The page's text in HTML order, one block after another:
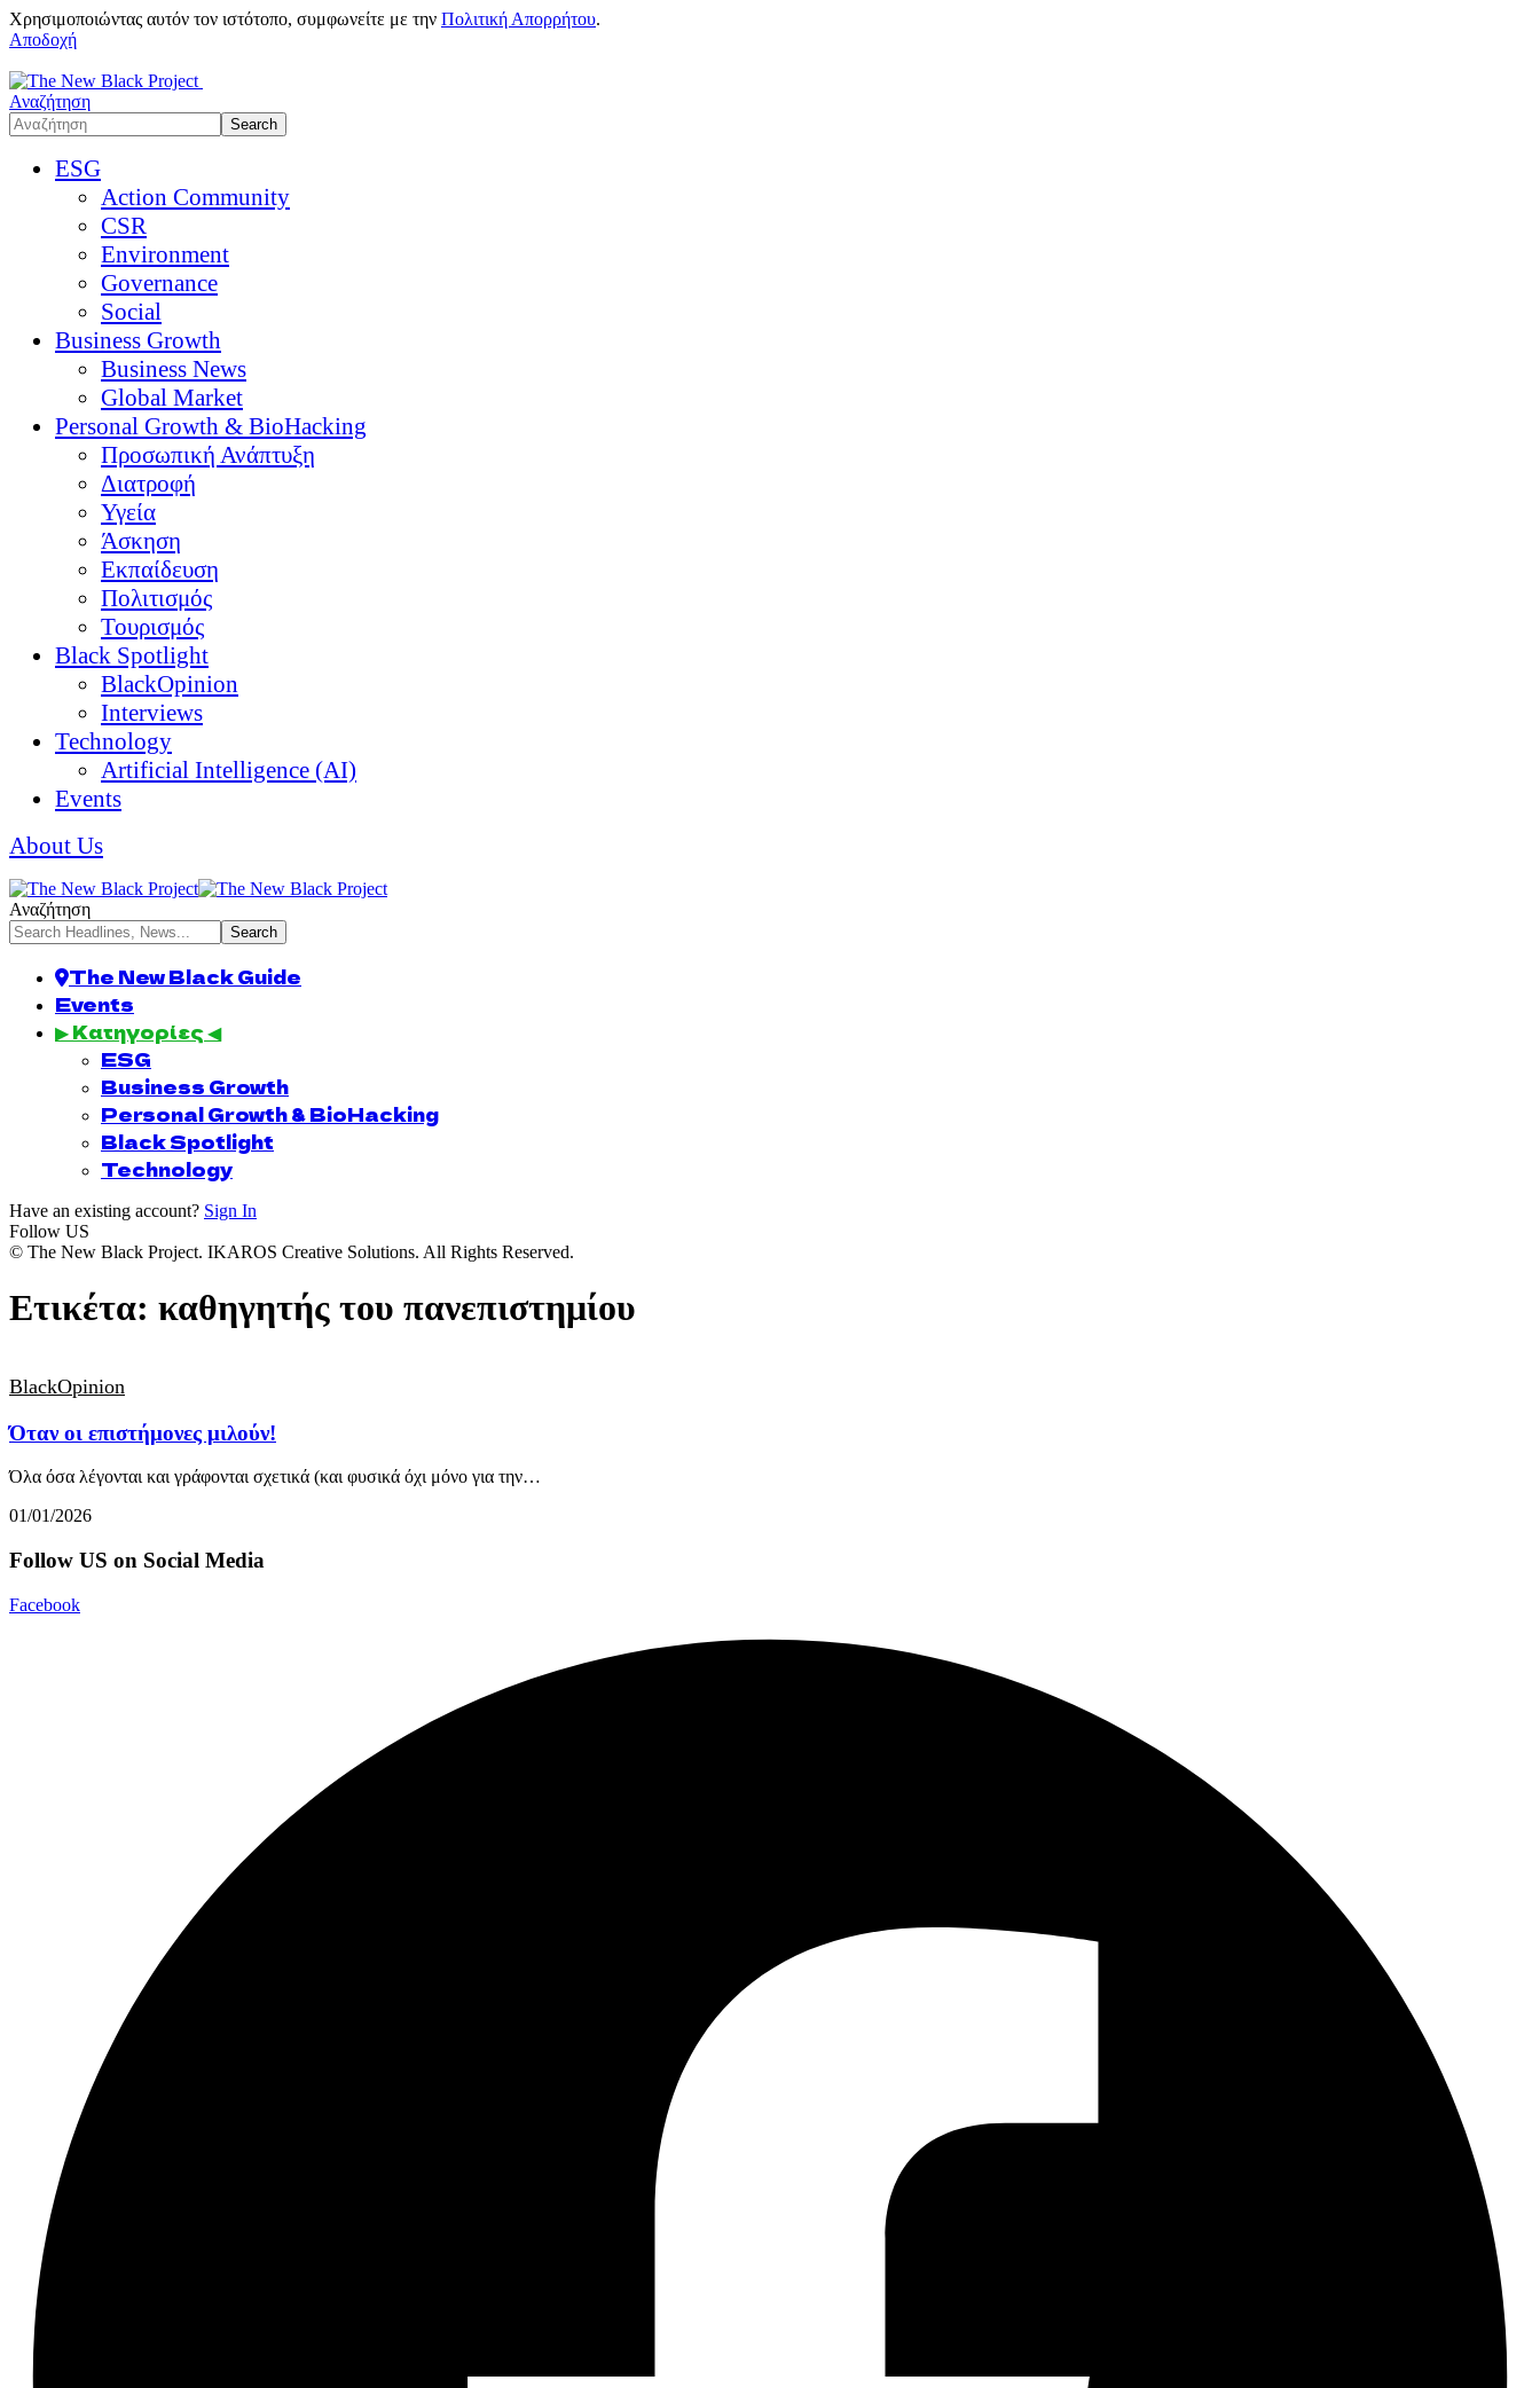
Χρησιμοποιώντας αυτόν τον ιστότοπο, συμφωνείτε με την Πολιτική Απορρήτου.
Αποδοχή
Αναζήτηση
ESG
Action Community
CSR
Environment
Governance
Social
Business Growth
Business News
Global Market
Personal Growth & BioHacking
Προσωπική Ανάπτυξη
Διατροφή
Υγεία
Άσκηση
Εκπαίδευση
Πολιτισμός
Τουρισμός
Black Spotlight
BlackOpinion
Interviews
Technology
Artificial Intelligence (AI)
Events
About Us
Αναζήτηση
The New Black Guide
Events
▶ Κατηγορίες ◀
ESG
Business Growth
Personal Growth & BioHacking
Black Spotlight
Technology
Have an existing account? Sign In
Follow US
© The New Black Project. IKAROS Creative Solutions. All Rights Reserved.
Ετικέτα: καθηγητής του πανεπιστημίου
BlackOpinion
Όταν οι επιστήμονες μιλούν!
Όλα όσα λέγονται και γράφονται σχετικά (και φυσικά όχι μόνο για την…
01/01/2026
Follow US on Social Media
Facebook